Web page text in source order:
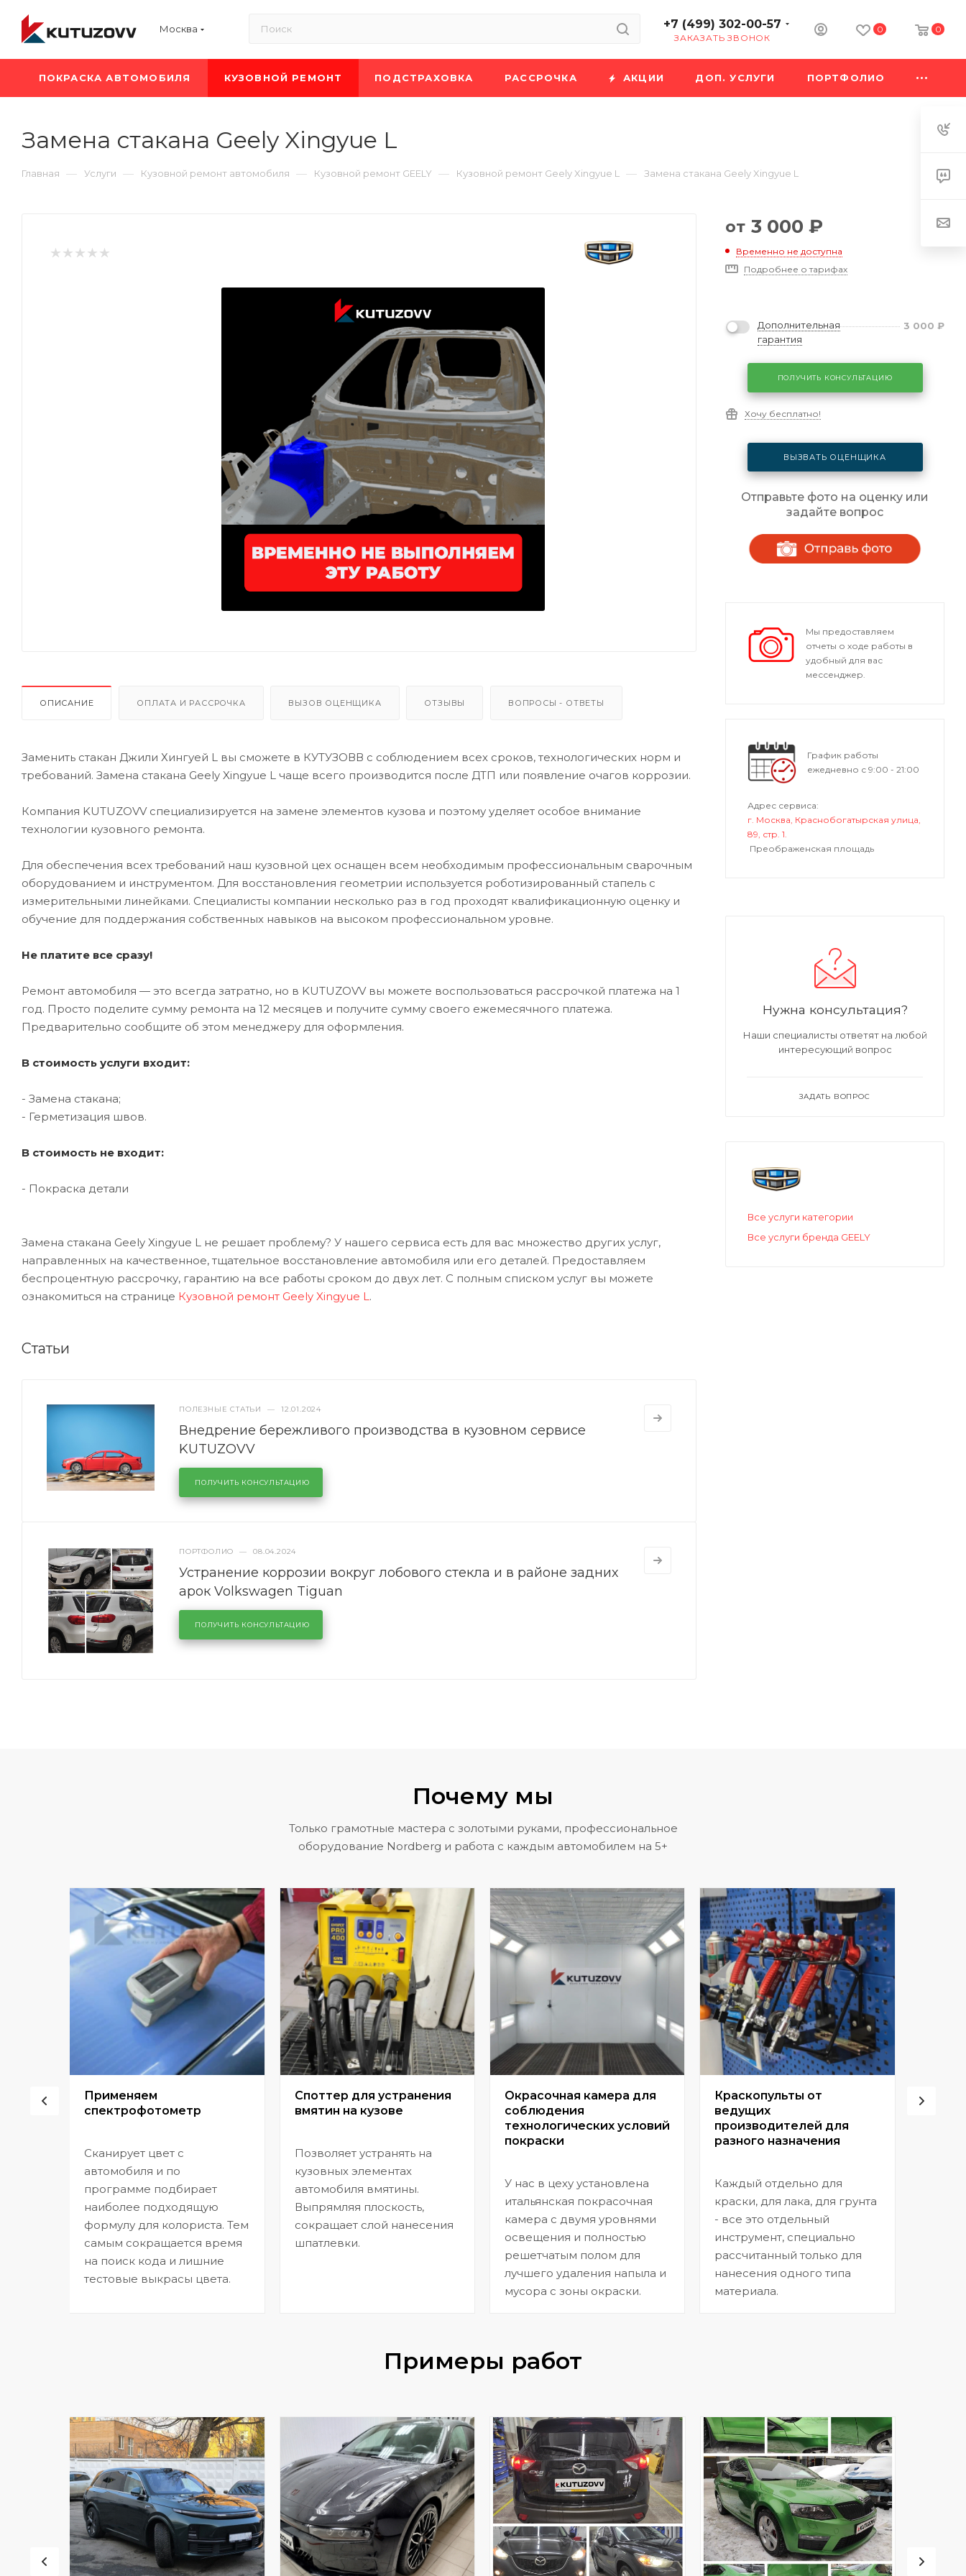
Москва +7 (499) 302-00-57
ЗАКАЗАТЬ ЗВОНОК
0 0
ПОКРАСКА АВТОМОБИЛЯ КУЗОВНОЙ РЕМОНТ ПОДСТРАХОВКА РАССРОЧКА АКЦИИ ДОП. УСЛУГИ ПОРТФОЛИО
Замена стакана Geely Xingyue L
Главная — Услуги — Кузовной ремонт автомобиля — Кузовной ремонт GEELY — Кузовной ремонт Geely Xingyue L — Замена стакана Geely Xingyue L
ОПИСАНИЕ ОПЛАТА И РАССРОЧКА ВЫЗОВ ОЦЕНЩИКА ОТЗЫВЫ ВОПРОСЫ - ОТВЕТЫ
Заменить стакан Джили Хингуей L вы сможете в КУТУЗОВВ с соблюдением всех сроков, технологических норм и
требований. Замена стакана Geely Xingyue L чаще всего производится после ДТП или появление очагов коррозии.
Компания KUTUZOVV специализируется на замене элементов кузова и поэтому уделяет особое внимание
технологии кузовного ремонта.
Для обеспечения всех требований наш кузовной цех оснащен всем необходимым профессиональным сварочным
оборудованием и инструментом. Для восстановления геометрии используется роботизированный стапель с
измерительными линейками. Специалисты компании несколько раз в год проходят квалификационную оценку и
обучение для поддержания собственных навыков на высоком профессиональном уровне.
Не платите все сразу!
Ремонт автомобиля — это всегда затратно, но в KUTUZOVV вы можете воспользоваться рассрочкой платежа на 1
год. Просто поделите сумму ремонта на 12 месяцев и получите сумму своего ежемесячного платежа.
Предварительно сообщите об этом менеджеру для оформления.
В стоимость услуги входит:
- Замена стакана;
- Герметизация швов.
В стоимость не входит:
- Покраска детали
Замена стакана Geely Xingyue L не решает проблему? У нашего сервиса есть для вас множество других услуг,
направленных на качественное, тщательное восстановление автомобиля или его деталей. Предоставляем
беспроцентную рассрочку, гарантию на все работы сроком до двух лет. С полным списком услуг вы можете
ознакомиться на странице Кузовной ремонт Geely Xingyue L.
Статьи
ПОЛЕЗНЫЕ СТАТЬИ — 12.01.2024
Внедрение бережливого производства в кузовном сервисе
KUTUZOVV
ПОЛУЧИТЬ КОНСУЛЬТАЦИЮ
ПОРТФОЛИО — 08.04.2024
Устранение коррозии вокруг лобового стекла и в районе задних
арок Volkswagen Tiguan
ПОЛУЧИТЬ КОНСУЛЬТАЦИЮ
от 3 000 ₽
Временно не доступна
Подробнее о тарифах
Дополнительная
гарантия
3 000 ₽
ПОЛУЧИТЬ КОНСУЛЬТАЦИЮ
Хочу бесплатно!
ВЫЗВАТЬ ОЦЕНЩИКА
Отправьте фото на оценку или
задайте вопрос
Мы предоставляем
отчеты о ходе работы в
удобный для вас
мессенджер.
График работы
ежедневно с 9:00 - 21:00
Адрес сервиса:
г. Москва, Краснобогатырская улица,
89, стр. 1.
Преображенская площадь
Нужна консультация?
Наши специалисты ответят на любой
интересующий вопрос
ЗАДАТЬ ВОПРОС
Все услуги категории
Все услуги бренда GEELY
Почему мы
Только грамотные мастера с золотыми руками, профессиональное
оборудование Nordberg и работа с каждым автомобилем на 5+
Применяем
спектрофотометр
Сканирует цвет с
автомобиля и по
программе подбирает
наиболее подходящую
формулу для колориста. Тем
самым сокращается время
на поиск кода и лишние
тестовые выкрасы цвета.
Споттер для устранения
вмятин на кузове
Позволяет устранять на
кузовных элементах
автомобиля вмятины.
Выпрямляя плоскость,
сокращает слой нанесения
шпатлевки.
Окрасочная камера для
соблюдения
технологических условий
покраски
У нас в цеху установлена
итальянская покрасочная
камера с двумя уровнями
освещения и полностью
решетчатым полом для
лучшего удаления напыла и
мусора с зоны окраски.
Краскопульты от
ведущих
производителей для
разного назначения
Каждый отдельно для
краски, для лака, для грунта
- все это отдельный
инструмент, специально
рассчитанный только для
нанесения одного типа
материала.
Примеры работ